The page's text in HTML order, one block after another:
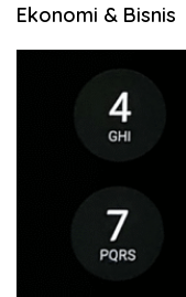
Ekonomi & Bisnis